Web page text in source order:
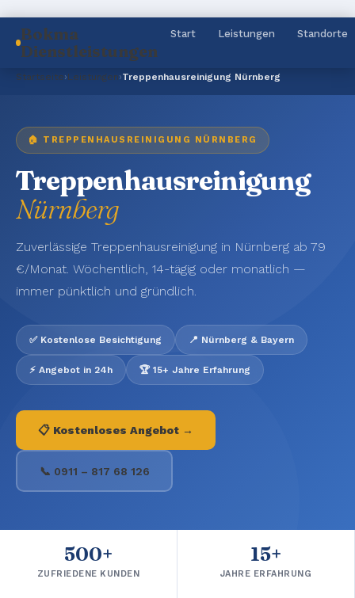
Bokma
Dienstleistungen
Start Leistungen Standorte
Startseite›Leistungen›Treppenhausreinigung Nürnberg
🏠 TREPPENHAUSREINIGUNG NÜRNBERG
Treppenhausreinigung
Nürnberg
Zuverlässige Treppenhausreinigung in Nürnberg ab 79
€/Monat. Wöchentlich, 14-tägig oder monatlich —
immer pünktlich und gründlich.
✅ Kostenlose Besichtigung 📍 Nürnberg & Bayern
⚡ Angebot in 24h 🏆 15+ Jahre Erfahrung
📋 Kostenloses Angebot →
📞 0911 – 817 68 126
500+
ZUFRIEDENE KUNDEN
15+
JAHRE ERFAHRUNG